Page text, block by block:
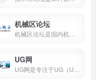
机械区论坛
UG网